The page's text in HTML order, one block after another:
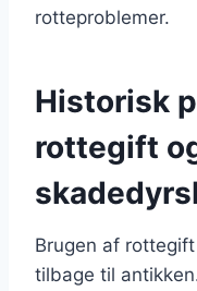
rotteproblemer.
Historisk
rottegift
Brugen af
tilbage til